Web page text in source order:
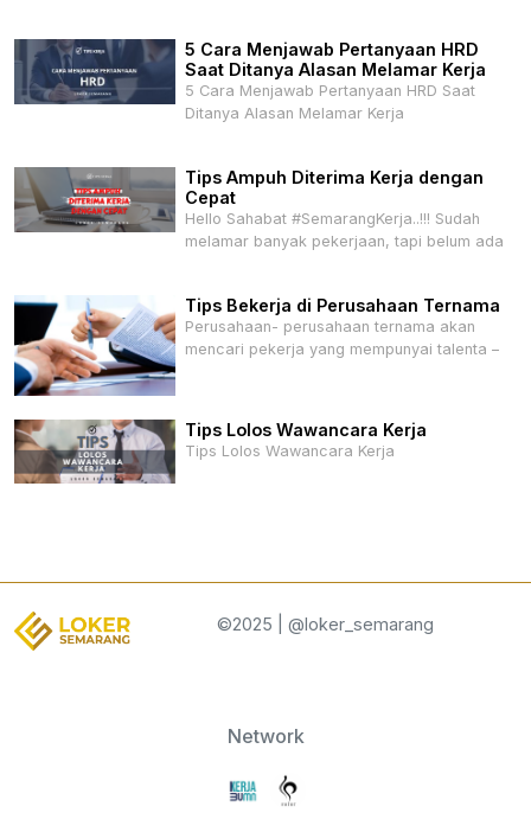
5 Cara Menjawab Pertanyaan HRD
Saat Ditanya Alasan Melamar Kerja
5 Cara Menjawab Pertanyaan HRD Saat
Ditanya Alasan Melamar Kerja
Tips Ampuh Diterima Kerja dengan
Cepat
Hello Sahabat #SemarangKerja..!!! Sudah
melamar banyak pekerjaan, tapi belum ada
Tips Bekerja di Perusahaan Ternama
Perusahaan- perusahaan ternama akan
mencari pekerja yang mempunyai talenta –
Tips Lolos Wawancara Kerja
Tips Lolos Wawancara Kerja
©2025 | @loker_semarang
Network